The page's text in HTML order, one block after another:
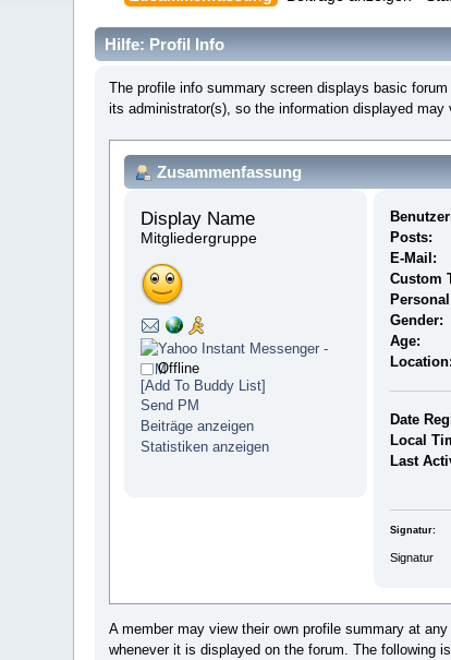
Hilfe: Profil Info
The profile info summary screen displays basic
its administrator(s), so the information displayed may
Zusammenfassung
Display Name
Mitgliedergruppe
Offline
[Add To Buddy List]
Send PM
Beiträge anzeigen
Statistiken anzeigen
Posts:
E-Mail:
Custom
Gender:
Age:
Location:
Date
Local
Last
Signatur:
Signatur
A member may view their own profile summary at
whenever it is displayed on the forum. The following